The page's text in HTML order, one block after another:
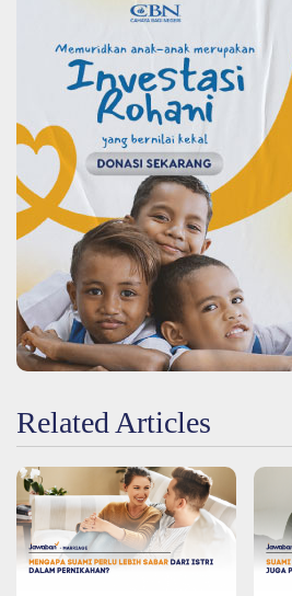
Related Articles